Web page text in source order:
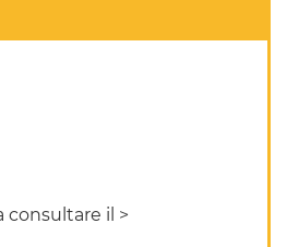
consultare il >